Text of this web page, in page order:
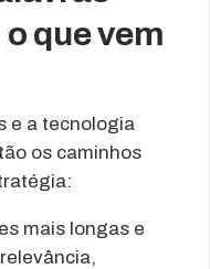
que vem
e a tecnologia
os caminhos
mais longas e